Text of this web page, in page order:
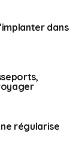
Au
ce qui
sont
dans
régularise